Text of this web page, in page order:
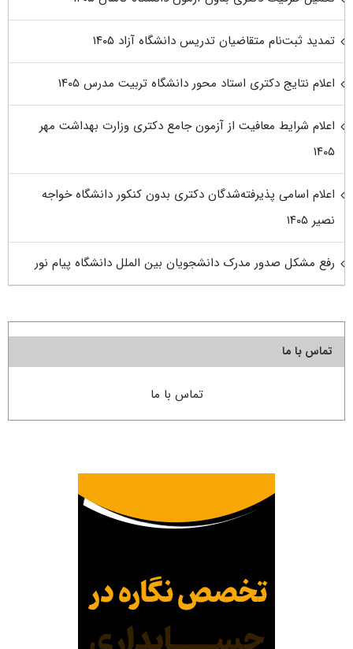
تمدید ثبت‌نام متقاضیان تدریس دانشگاه آزاد ۱۴۰۵
اعلام نتایج دکتری استاد محور دانشگاه تربیت مدرس ۱۴۰۵
اعلام شرایط معافیت از آزمون جامع دکتری وزارت بهداشت مهر
۱۴۰۵
اعلام اسامی پذیرفته‌شدگان دکتری بدون کنکور دانشگاه خواجه
نصیر ۱۴۰۵
رفع مشکل صدور مدرک دانشجویان بین الملل دانشگاه پیام نور
تماس با ما
تماس با ما